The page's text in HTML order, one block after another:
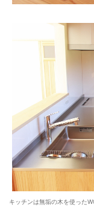
キッチンは無垢の木を使った